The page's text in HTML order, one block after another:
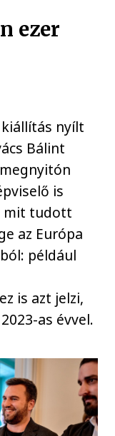
ezer
nyílt
Bálint
is
mit tudott
az Európa
például
is azt jelzi,
as évvel.